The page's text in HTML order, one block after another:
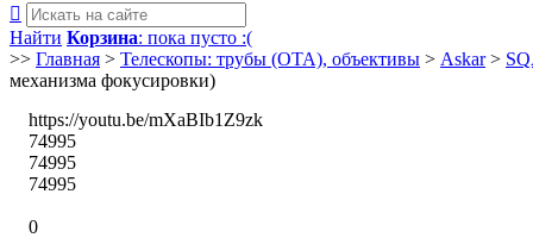

Найти Корзина: пока пусто :(
>> Главная > Телескопы: трубы (OTA), объективы > Askar >
механизма фокусировки)
https://youtu.be/mXaBIb1Z9zk
74995
74995
74995
0